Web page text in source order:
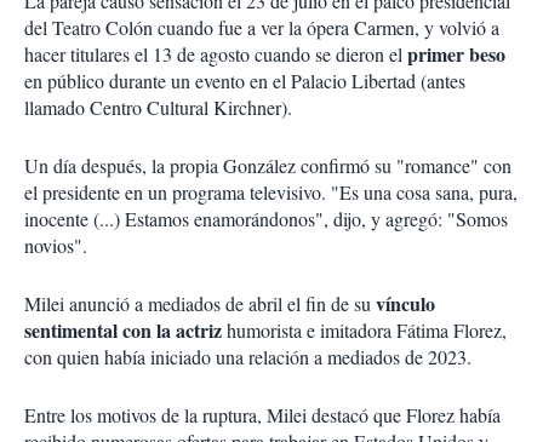
del Teatro Colón cuando fue a ver la ópera Carmen, y volvió a
hacer titulares el 13 de agosto cuando se dieron elprimer beso
en público durante un evento en el Palacio Libertad (antes
llamado Centro Cultural Kirchner).
Un día después, la propia González confirmó su "romance" con
el presidente en un programa televisivo. "Es una cosa sana, pura,
inocente (...) Estamos enamorándonos", dijo, y agregó: "Somos
novios".
Milei anunció a mediados de abril el fin de suvínculo
sentimental con la actrizhumorista e imitadora Fátima Florez,
con quien había iniciado una relación a mediados de 2023.
Entre los motivos de la ruptura, Milei destacó que Florez había